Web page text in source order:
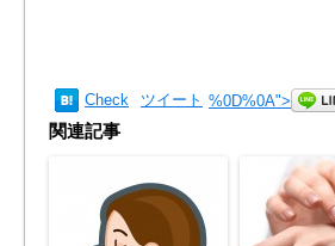
Check ツイート %0D%0A">
関連記事